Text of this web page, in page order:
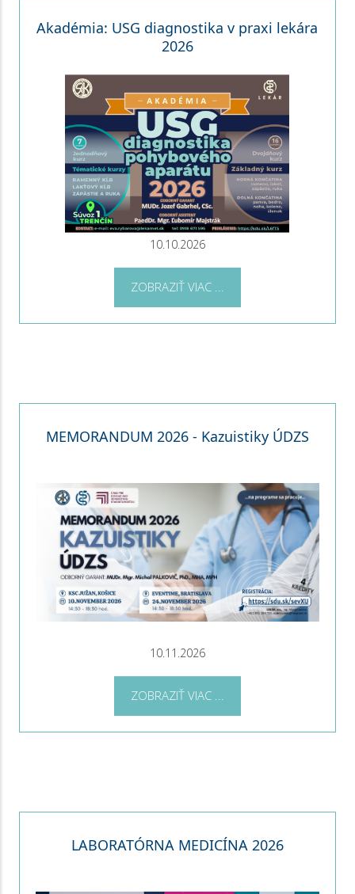
Akadémia: USG diagnostika v praxi lekára
2026
10.10.2026
ZOBRAZIŤ VIAC ...
MEMORANDUM 2026 - Kazuistiky ÚDZS
10.11.2026
ZOBRAZIŤ VIAC ...
LABORATÓRNA MEDICÍNA 2026